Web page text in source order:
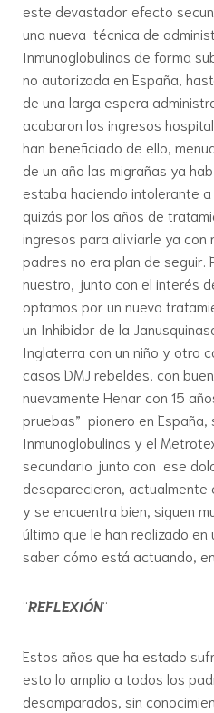
este devastador efecto
una nueva técnica de
Inmunoglobulinas de forma
no autorizada en España,
de una larga espera
acabaron los ingresos
han beneficiado de ello,
de un año las migrañas ya
estaba haciendo intolerante a
quizás por los años de
ingresos para aliviarle ya con
padres no era plan de seguir.
nuestro, junto con el interés
optamos por un nuevo
un Inhibidor de la
Inglaterra con un niño y otro
casos DMJ rebeldes, con
nuevamente Henar con 15
pruebas” pionero en España,
Inmunoglobulinas y el
secundario junto con ese
desaparecieron,
y se encuentra bien, siguen
último que le han realizado
saber cómo está actuando,
¨REFLEXIÓN¨
Estos años que ha estado
esto lo amplio a todos los
desamparados, sin